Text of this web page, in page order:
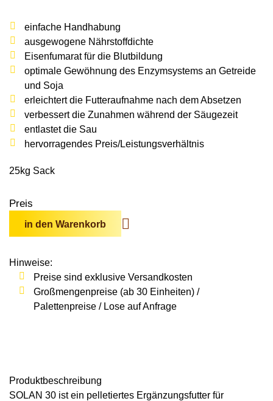
Puten
Rassegeflügel
Stall & Co
Hygieneprodukte
Stallbedarf
Einstreu
Siliermittel
einfache Handhabung
ausgewogene Nährstoffdichte
Eisenfumarat für die Blutbildung
optimale Gewöhnung des Enzymsystems an Getreide
und Soja
erleichtert die Futteraufnahme nach dem Absetzen
verbessert die Zunahmen während der Säugezeit
entlastet die Sau
hervorragendes Preis/Leistungsverhältnis
25kg Sack
Preis
in den Warenkorb
Hinweise:
Preise sind exklusive Versandkosten
Großmengenpreise (ab 30 Einheiten) /
Palettenpreise / Lose auf Anfrage
Produkt­beschreibung
SOLAN 30 ist ein pelletiertes Ergänzungsfutter für